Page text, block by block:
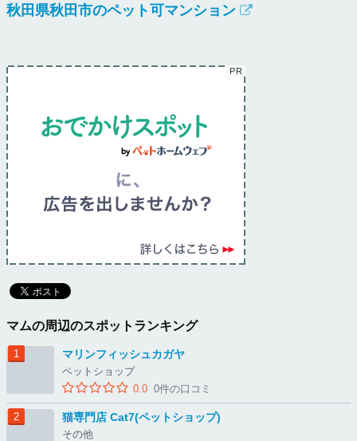
秋田県秋田市のペット可マンション
マムの周辺のスポットランキング
マリンフィッシュカガヤ
ペットショップ
0.0 0件の口コミ
猫専門店 Cat7(ペットショップ)
その他